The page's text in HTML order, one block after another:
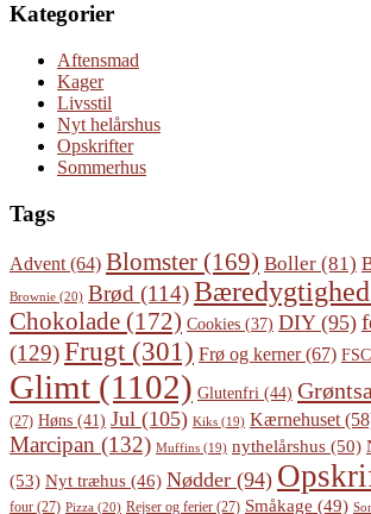
Kategorier
Aftensmad
Kager
Livsstil
Nyt helårshus
Opskrifter
Sommerhus
Tags
Advent (64) Blomster (169) Boller (81)
Brownie (20) Brød (114)Bæredygtighed
Chokolade (172) Cookies (37) DIY(95)
(129)Frugt(301) Frø og kerner(67) FSC
Glimt (1102) Glutenfri (44)
(27) Høns (41) Jul (105) Kiks (19) Kærnehuset
Marcipan (132) Muffins (19) nythelårshus (50)
(53) Nyt træhus (46) Nødder (94)
four (27) Pizza (20) Rejser og ferier (27) Småkage (49)